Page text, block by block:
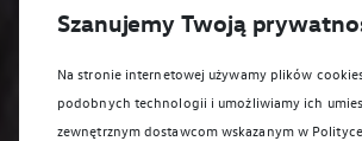
Szanujemy Twoją
Na stronie internetowej używamy plików
podobnych technologii i umożliwiamy ich
zewnętrznym dostawcom wskazanym w